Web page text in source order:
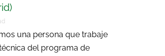
una persona que trabaje
del programa de